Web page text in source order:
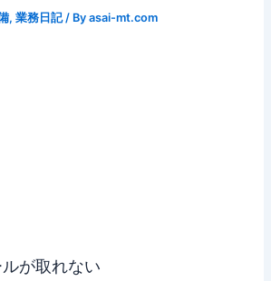
,業務日記/ Byasai-mt.com
が取れない